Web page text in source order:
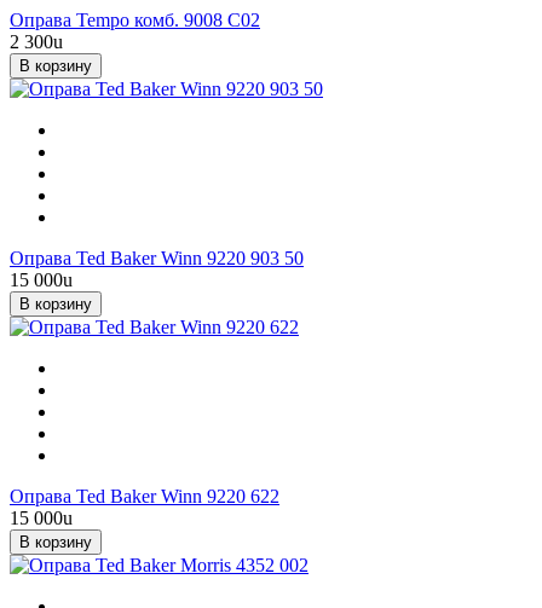
Оправа Tempo комб. 9008 С02
2 300u
В корзину
Оправа Ted Baker Winn 9220 903 50
15 000u
В корзину
Оправа Ted Baker Winn 9220 622
15 000u
В корзину